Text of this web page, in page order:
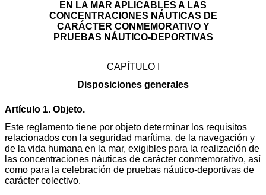
EN LA MAR APLICABLES A LAS
CONCENTRACIONES NÁUTICAS DE
CARÁCTER CONMEMORATIVO Y
PRUEBAS NÁUTICO-DEPORTIVAS
CAPÍTULO I
Disposiciones generales
Artículo 1. Objeto.
Este reglamento tiene por objeto determinar los requisitos
relacionados con la seguridad marítima, de la navegación y
de la vida humana en la mar, exigibles para la realización de
las concentraciones náuticas de carácter conmemorativo, así
como para la celebración de pruebas náutico-deportivas de
carácter colectivo.